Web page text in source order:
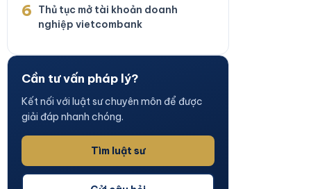
6
Thủ tục mở tài khoản doanh
nghiệp vietcombank
Cần tư vấn pháp lý?
Kết nối với luật sư chuyên môn để được
giải đáp nhanh chóng.
Tìm luật sư